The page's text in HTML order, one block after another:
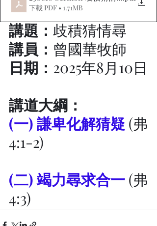
下載 PDF • 1.71MB
講題： 歧積猜情尋
講員： 曾國華牧師
日期： 2025年8月10日
講道大綱：
(一) 謙卑化解猜疑 (弗
4:1-2)
(二) 竭力尋求合一 (弗
4:3)